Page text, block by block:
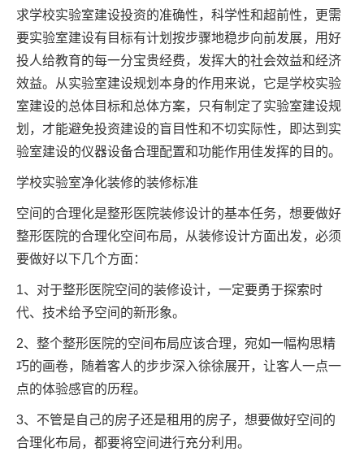
求学校实验室建设投资的准确性，科学性和超前性，更需
要实验室建设有目标有计划按步骤地稳步向前发展，用好
投人给教育的每一分宝贵经费，发挥大的社会效益和经济
效益。从实验室建设规划本身的作用来说，它是学校实验
室建设的总体目标和总体方案，只有制定了实验室建设规
划，才能避免投资建设的盲目性和不切实际性，即达到实
验室建设的仪器设备合理配置和功能作用佳发挥的目的。
学校实验室净化装修的装修标准
空间的合理化是整形医院装修设计的基本任务，想要做好
整形医院的合理化空间布局，从装修设计方面出发，必须
要做好以下几个方面：
1、对于整形医院空间的装修设计，一定要勇于探索时
代、技术给予空间的新形象。
2、整个整形医院的空间布局应该合理，宛如一幅构思精
巧的画卷，随着客人的步步深入徐徐展开，让客人一点一
点的体验感官的历程。
3、不管是自己的房子还是租用的房子，想要做好空间的
合理化布局，都要将空间进行充分利用。